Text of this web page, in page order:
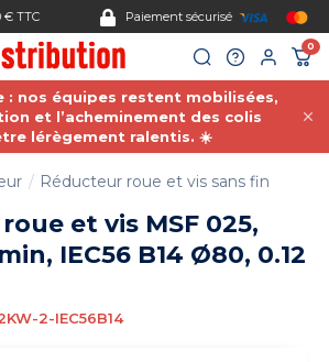
0
: nos équipes restent mobilisées,
et l’acheminement des colis
lérègement ralentis. ☀️
Réducteur roue et vis sans fin
et vis MSF 025,
IEC56 B14 Ø80, 0.12
2-IEC56B14